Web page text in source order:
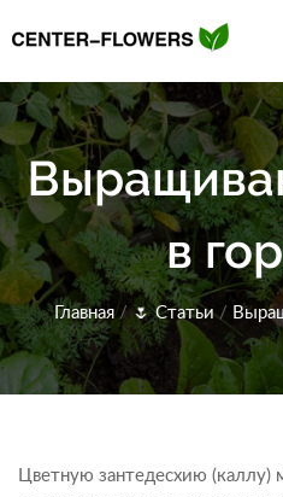
в
Главная/🌷Статьи/
Цветную зантедесхию